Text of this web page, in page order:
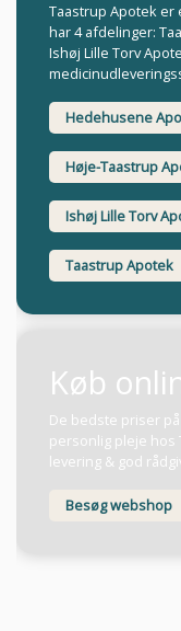
Taastrup Apotek
har 4 afdelinger:
Ishøj Lille Torv
Hedehusene
Høje-Taastrup
Ishøj Lille Torv
Taastrup Apotek
Køb
De bedste priser
personlig pleje hos
levering & god
Besøg webshop